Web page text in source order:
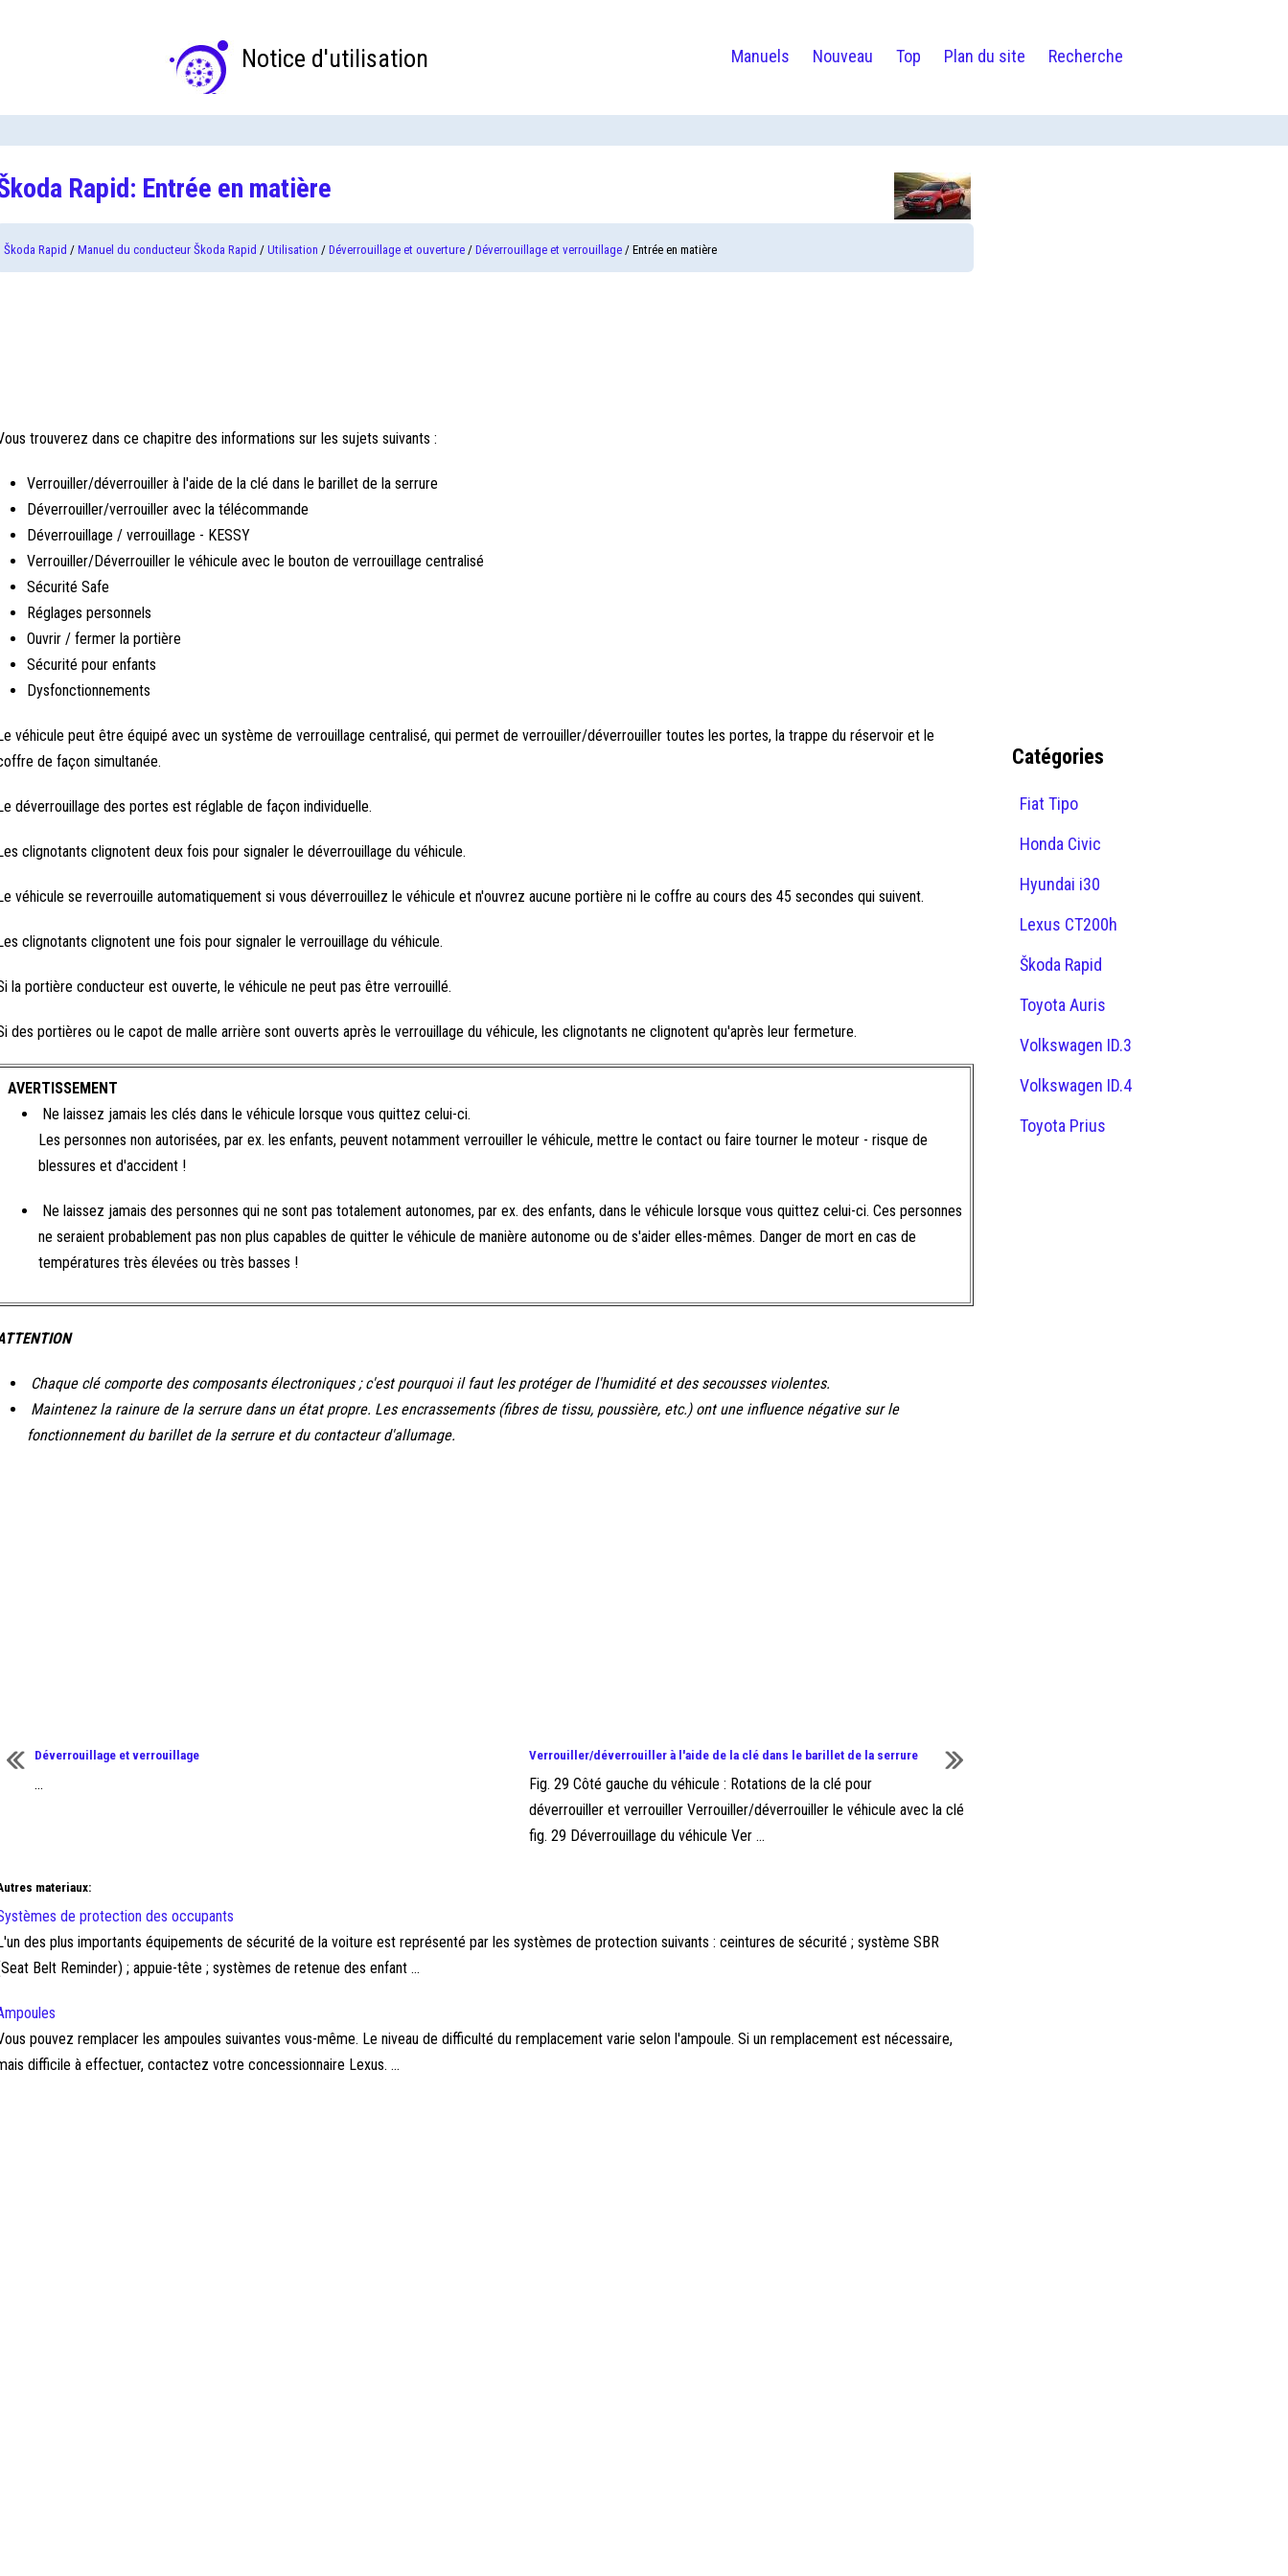
Notice d'utilisation Manuels Nouveau Top Plan du site Recherche
Rapid: Entrée en matière
Škoda Rapid / Manuel du conducteur Škoda Rapid / Utilisation / Déverrouillage et ouverture / Déverrouillage et verrouillage / Entrée en matière
trouverez dans ce chapitre des informations sur les sujets suivants :
Verrouiller/déverrouiller à l'aide de la clé dans le barillet de la serrure
Déverrouiller/verrouiller avec la télécommande
Déverrouillage / verrouillage - KESSY
Verrouiller/Déverrouiller le véhicule avec le bouton de verrouillage centralisé
Sécurité Safe
Réglages personnels
Ouvrir / fermer la portière
Sécurité pour enfants
Dysfonctionnements
véhicule peut être équipé avec un système de verrouillage centralisé, qui permet de verrouiller/déverrouiller toutes les portes, la trappe du réservoir et le
de façon simultanée.
déverrouillage des portes est réglable de façon individuelle.
clignotants clignotent deux fois pour signaler le déverrouillage du véhicule.
véhicule se reverrouille automatiquement si vous déverrouillez le véhicule et n'ouvrez aucune portière ni le coffre au cours des 45 secondes qui suivent.
clignotants clignotent une fois pour signaler le verrouillage du véhicule.
la portière conducteur est ouverte, le véhicule ne peut pas être verrouillé.
des portières ou le capot de malle arrière sont ouverts après le verrouillage du véhicule, les clignotants ne clignotent qu'après leur fermeture.
AVERTISSEMENT
Ne laissez jamais les clés dans le véhicule lorsque vous quittez celui-ci.
Les personnes non autorisées, par ex. les enfants, peuvent notamment verrouiller le véhicule, mettre le contact ou faire tourner le moteur - risque de
blessures et d'accident !
Ne laissez jamais des personnes qui ne sont pas totalement autonomes, par ex. des enfants, dans le véhicule lorsque vous quittez celui-ci. Ces personnes
ne seraient probablement pas non plus capables de quitter le véhicule de manière autonome ou de s'aider elles-mêmes. Danger de mort en cas de
températures très élevées ou très basses !
Chaque clé comporte des composants électroniques ; c'est pourquoi il faut les protéger de l'humidité et des secousses violentes.
Maintenez la rainure de la serrure dans un état propre. Les encrassements (fibres de tissu, poussière, etc.) ont une influence négative sur le
fonctionnement du barillet de la serrure et du contacteur d'allumage.
Déverrouillage et verrouillage
...
Verrouiller/déverrouiller à l'aide de la clé dans le barillet de la serrure
Fig. 29 Côté gauche du véhicule : Rotations de la clé pour
déverrouiller et verrouiller Verrouiller/déverrouiller le véhicule avec la clé
fig. 29 Déverrouillage du véhicule Ver ...
materiaux:
de protection des occupants
des plus importants équipements de sécurité de la voiture est représenté par les systèmes de protection suivants : ceintures de sécurité ; système SBR
Belt Reminder) ; appuie-tête ; systèmes de retenue des enfant ...
pouvez remplacer les ampoules suivantes vous-même. Le niveau de difficulté du remplacement varie selon l'ampoule. Si un remplacement est nécessaire,
difficile à effectuer, contactez votre concessionnaire Lexus. ...
Catégories
Fiat Tipo
Honda Civic
Hyundai i30
Lexus CT200h
Škoda Rapid
Toyota Auris
Volkswagen ID.3
Volkswagen ID.4
Toyota Prius